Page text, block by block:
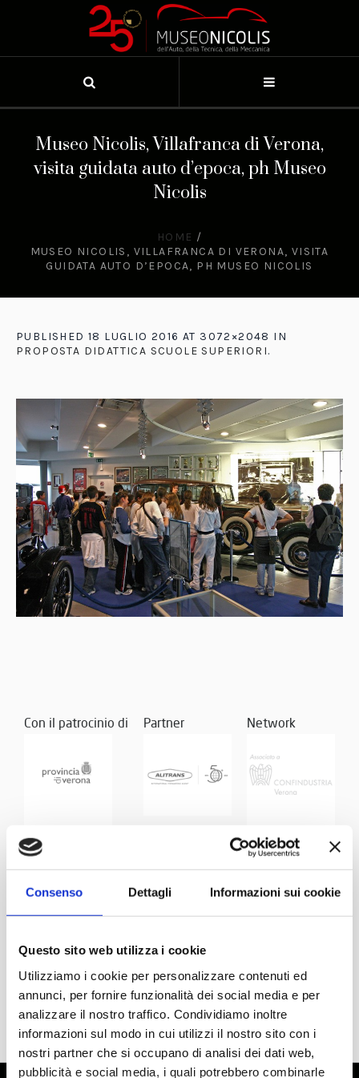
Consenso Dettagli Informazioni sui cookie
Questo sito web utilizza i cookie
Utilizziamo i cookie per personalizzare contenuti ed
annunci, per fornire funzionalità dei social media e per
analizzare il nostro traffico. Condividiamo inoltre
informazioni sul modo in cui utilizzi il nostro sito con i
nostri partner che si occupano di analisi dei dati web,
pubblicità e social media, i quali potrebbero combinarle
Museo Nicolis, Villafranca di Verona,
visita guidata auto d’epoca, ph Museo
Nicolis
HOME /
MUSEO NICOLIS, VILLAFRANCA DI VERONA, VISITA
GUIDATA AUTO D’EPOCA, PH MUSEO NICOLIS
PUBLISHED 18 LUGLIO 2016 AT 3072×2048 IN
PROPOSTA DIDATTICA SCUOLE SUPERIORI.
Con il patrocinio di Partner Network